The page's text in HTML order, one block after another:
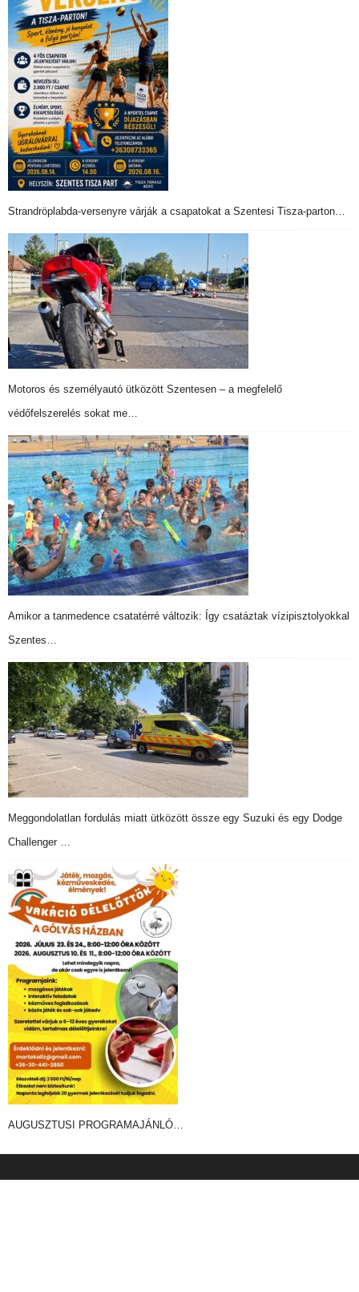
Strandröplabda-versenyre várják a csapatokat a Szentesi Tisza-parton…
Motoros és személyautó ütközött Szentesen – a megfelelő
védőfelszerelés sokat me…
Amikor a tanmedence csatatérré változik: Így csatáztak vízipisztolyokkal
Szentes…
Meggondolatlan fordulás miatt ütközött össze egy Suzuki és egy Dodge
Challenger …
AUGUSZTUSI PROGRAMAJÁNLÓ…